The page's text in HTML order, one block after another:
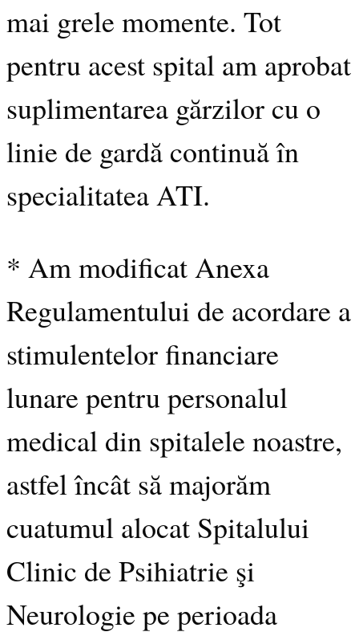
mai grele momente. Tot
pentru acest spital am aprobat
suplimentarea gărzilor cu o
linie de gardă continuă în
specialitatea ATI.
* Am modificat Anexa
Regulamentului de acordare a
stimulentelor financiare
lunare pentru personalul
medical din spitalele noastre,
astfel încât să majorăm
cuatumul alocat Spitalului
Clinic de Psihiatrie şi
Neurologie pe perioada